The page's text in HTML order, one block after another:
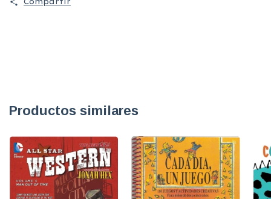
Productos similares